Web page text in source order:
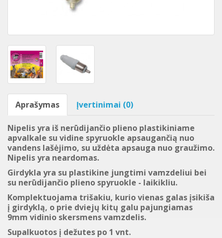
Aprašymas Įvertinimai (0)
Nipelis yra iš nerūdijančio plieno plastikiniame
apvalkale su vidine spyruokle apsaugančią nuo
vandens lašėjimo, su uždėta apsauga nuo graužimo.
Nipelis yra neardomas.
Girdykla yra su plastikine jungtimi vamzdeliui bei
su nerūdijančio plieno spyruokle - laikikliu.
Komplektuojama trišakiu, kurio vienas galas įsikiša
į girdyklą, o prie dviejų kitų galu pajungiamas
9mm vidinio skersmens vamzdelis.
Supalkuotos į dežutes po 1 vnt.